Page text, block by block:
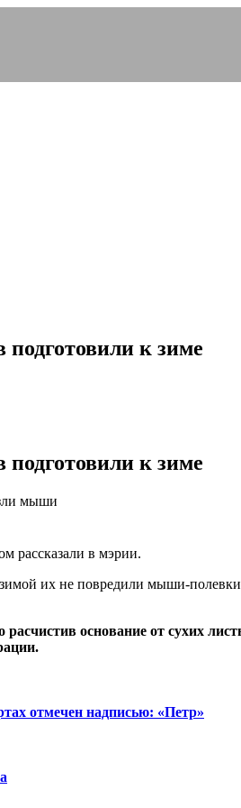
к зиме
к зиме
мыши
рассказали в мэрии.
их не повредили мыши-
основание от сухих
отмечен надписью: «Петр»